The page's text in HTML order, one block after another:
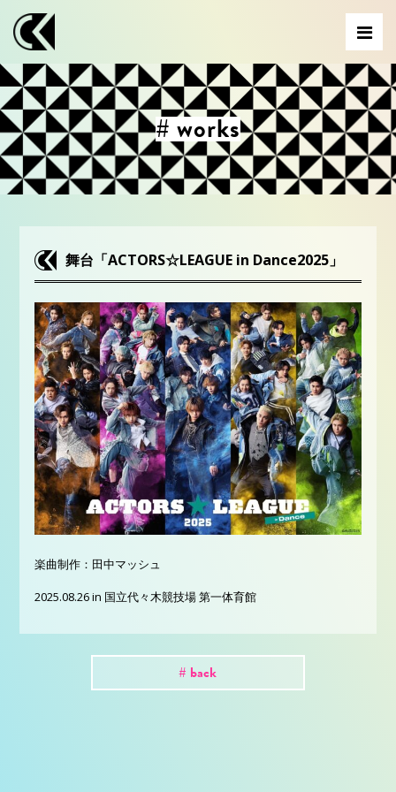
# works
舞台「ACTORS☆LEAGUE in Dance2025」
楽曲制作：田中マッシュ
2025.08.26 in 国立代々木競技場 第一体育館
# back